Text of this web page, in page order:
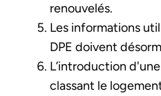
renouvelés.
Les informations
DPE doivent
L’introduction d'une
classant le